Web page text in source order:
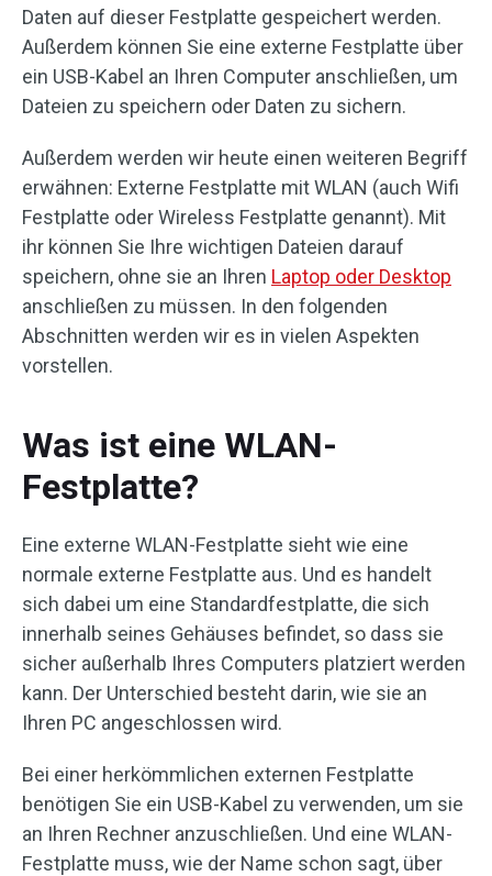
Daten auf dieser Festplatte gespeichert werden.
Außerdem können Sie eine externe Festplatte über
ein USB-Kabel an Ihren Computer anschließen, um
Dateien zu speichern oder Daten zu sichern.
Außerdem werden wir heute einen weiteren Begriff
erwähnen: Externe Festplatte mit WLAN (auch Wifi
Festplatte oder Wireless Festplatte genannt). Mit
ihr können Sie Ihre wichtigen Dateien darauf
speichern, ohne sie an Ihren Laptop oder Desktop
anschließen zu müssen. In den folgenden
Abschnitten werden wir es in vielen Aspekten
vorstellen.
Was ist eine WLAN-
Festplatte?
Eine externe WLAN-Festplatte sieht wie eine
normale externe Festplatte aus. Und es handelt
sich dabei um eine Standardfestplatte, die sich
innerhalb seines Gehäuses befindet, so dass sie
sicher außerhalb Ihres Computers platziert werden
kann. Der Unterschied besteht darin, wie sie an
Ihren PC angeschlossen wird.
Bei einer herkömmlichen externen Festplatte
benötigen Sie ein USB-Kabel zu verwenden, um sie
an Ihren Rechner anzuschließen. Und eine WLAN-
Festplatte muss, wie der Name schon sagt, über